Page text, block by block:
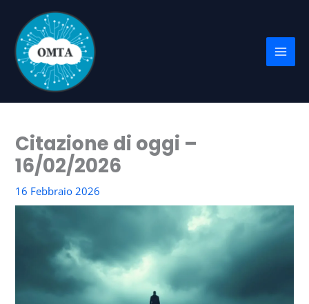
contenuto
Citazione di oggi –
16/02/2026
16 Febbraio 2026